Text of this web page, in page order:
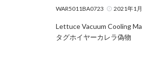
WAR5011BA0723 2021年1
Lettuce Vacuum Cooling
タグホイヤーカレラ偽物